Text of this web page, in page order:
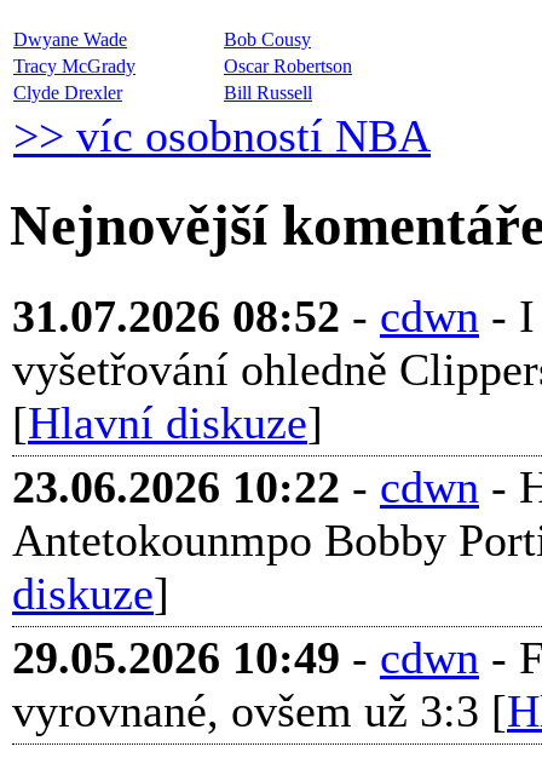
Dwyane Wade
Bob Cousy
Tracy McGrady
Oscar Robertson
Clyde Drexler
Bill Russell
>> víc osobností NBA
Nejnovější
31.07.2026 08:52 - cdwn - I
vyšetřování ohledně
[Hlavní diskuze]
23.06.2026 10:22 - cdwn -
Antetokounmpo Bobby
diskuze]
29.05.2026 10:49 - cdwn -
vyrovnané, ovšem už 3:3 [